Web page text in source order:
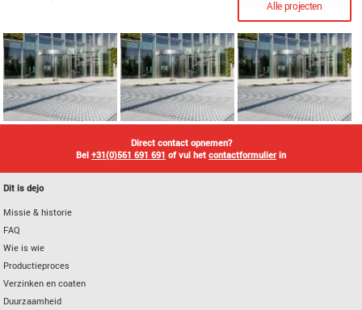
Alle projecten
Roosters voor de
procesindustrie
Escher-look met roosters Logo van strekmetaal
Direct contact opnemen?
Bel +31(0)561 691 691 of vul het contactformulier in
Dit is dejo
Missie & historie
FAQ
Wie is wie
Productieproces
Verzinken en coaten
Duurzaamheid